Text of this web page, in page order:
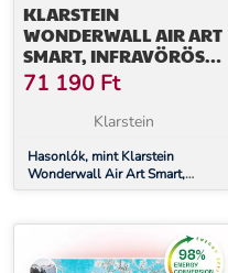
KLARSTEIN
WONDERWALL AIR ART
SMART, INFRAVÖRÖS
HŐSUGÁRZÓ, 120 X 60
CM, 700 W,
ALKALMAZÁS,
71 190 Ft
Klarstein
Hasonlók, mint Klarstein
Wonderwall Air Art Smart,
infravörös hősugárzó, 120 x 60
csillagok